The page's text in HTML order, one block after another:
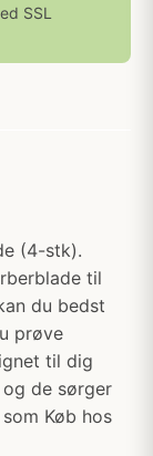
SSL
(4-stk).
til
du bedst
prøve
til dig
de sørger
Køb hos